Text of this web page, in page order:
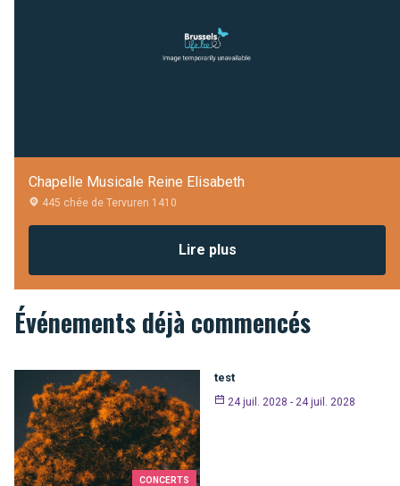
Chapelle Musicale Reine Elisabeth
445 chée de Tervuren 1410
Lire plus
Événements déjà commencés
CONCERTS
test
24 juil. 2028 - 24 juil. 2028